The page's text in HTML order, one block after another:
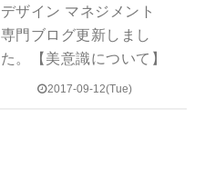
デザイン マネジメント
専門ブログ更新しまし
た。【美意識について】
2017-09-12(Tue)